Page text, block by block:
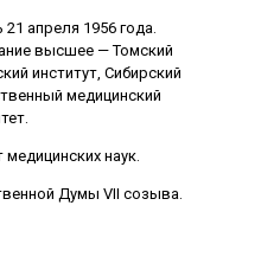
апреля 1956 года.
высшее — Томский
институт, Сибирский
медицинский
наук.
Думы VII созыва.